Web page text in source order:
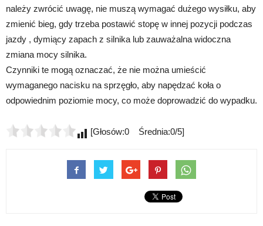
należy zwrócić uwagę, nie muszą wymagać dużego wysiłku, aby
zmienić bieg, gdy trzeba postawić stopę w innej pozycji podczas
jazdy , dymiący zapach z silnika lub zauważalna widoczna
zmiana mocy silnika.
Czynniki te mogą oznaczać, że nie można umieścić
wymaganego nacisku na sprzęgło, aby napędzać koła o
odpowiednim poziomie mocy, co może doprowadzić do wypadku.
[Głosów:0 Średnia:0/5]